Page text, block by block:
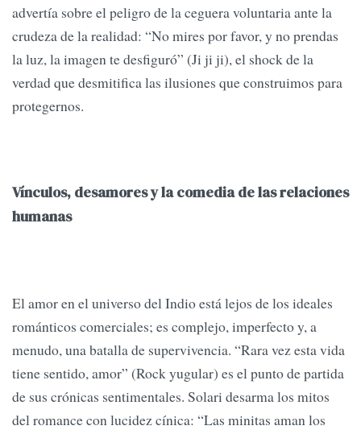
advertía sobre el peligro de la ceguera voluntaria ante la
crudeza de la realidad: “No mires por favor, y no prendas
la luz, la imagen te desfiguró” (Ji ji ji), el shock de la
verdad que desmitifica las ilusiones que construimos para
protegernos.
Vínculos, desamores y la comedia de las relaciones
humanas
El amor en el universo del Indio está lejos de los ideales
románticos comerciales; es complejo, imperfecto y, a
menudo, una batalla de supervivencia. “Rara vez esta vida
tiene sentido, amor” (Rock yugular) es el punto de partida
de sus crónicas sentimentales. Solari desarma los mitos
del romance con lucidez cínica: “Las minitas aman los